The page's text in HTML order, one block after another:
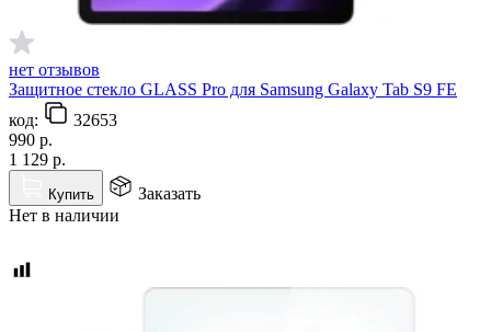
нет отзывов
Защитное стекло GLASS Pro для Samsung Galaxy Tab S9 FE
код:
32653
990 р.
1 129 р.
Купить
Заказать
Нет в наличии